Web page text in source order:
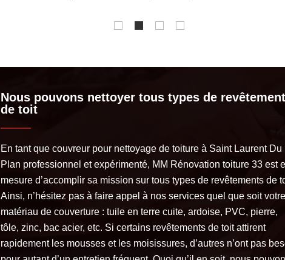
Nous pouvons nettoyer tous types de
de toit
En tant que couvreur pour nettoyage de toiture à Saint Laurent Du
Plan professionnel et expérimenté, MM Rénovation toiture 33 est
mesure d’accomplir sa mission sur tous types de revêtements de
Ainsi, n’hésitez pas à faire appel à nos services quel que soit votre
matériau de couverture : tuile en terre cuite, ardoise, PVC, pierre,
tôle, zinc, bac acier, etc. Si certains revêtements de toit attirent
rapidement les mousses et les moisissures, d’autres n’ont pas